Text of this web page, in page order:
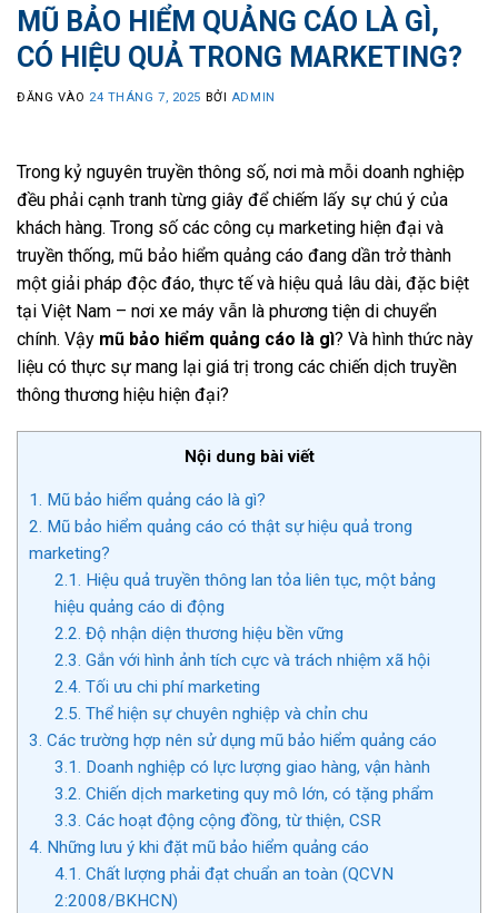
MŨ BẢO HIỂM QUẢNG CÁO LÀ GÌ,
CÓ HIỆU QUẢ TRONG MARKETING?
ĐĂNG VÀO 24 THÁNG 7, 2025 BỞI ADMIN
Trong kỷ nguyên truyền thông số, nơi mà mỗi doanh nghiệp
đều phải cạnh tranh từng giây để chiếm lấy sự chú ý của
khách hàng. Trong số các công cụ marketing hiện đại và
truyền thống, mũ bảo hiểm quảng cáo đang dần trở thành
một giải pháp độc đáo, thực tế và hiệu quả lâu dài, đặc biệt
tại Việt Nam – nơi xe máy vẫn là phương tiện di chuyển
chính. Vậy mũ bảo hiểm quảng cáo là gì? Và hình thức này
liệu có thực sự mang lại giá trị trong các chiến dịch truyền
thông thương hiệu hiện đại?
Nội dung bài viết
1. Mũ bảo hiểm quảng cáo là gì?
2. Mũ bảo hiểm quảng cáo có thật sự hiệu quả trong
marketing?
2.1. Hiệu quả truyền thông lan tỏa liên tục, một bảng
hiệu quảng cáo di động
2.2. Độ nhận diện thương hiệu bền vững
2.3. Gắn với hình ảnh tích cực và trách nhiệm xã hội
2.4. Tối ưu chi phí marketing
2.5. Thể hiện sự chuyên nghiệp và chỉn chu
3. Các trường hợp nên sử dụng mũ bảo hiểm quảng cáo
3.1. Doanh nghiệp có lực lượng giao hàng, vận hành
3.2. Chiến dịch marketing quy mô lớn, có tặng phẩm
3.3. Các hoạt động cộng đồng, từ thiện, CSR
4. Những lưu ý khi đặt mũ bảo hiểm quảng cáo
4.1. Chất lượng phải đạt chuẩn an toàn (QCVN
2:2008/BKHCN)